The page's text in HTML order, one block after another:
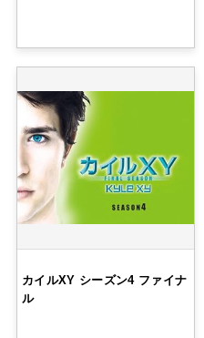
カイルXY シーズン4 ファイナ
ル